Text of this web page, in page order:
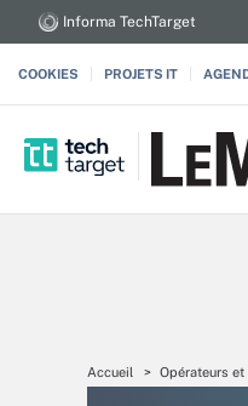
Informa TechTarget
COOKIES PROJETS IT
Accueil Opérateurs